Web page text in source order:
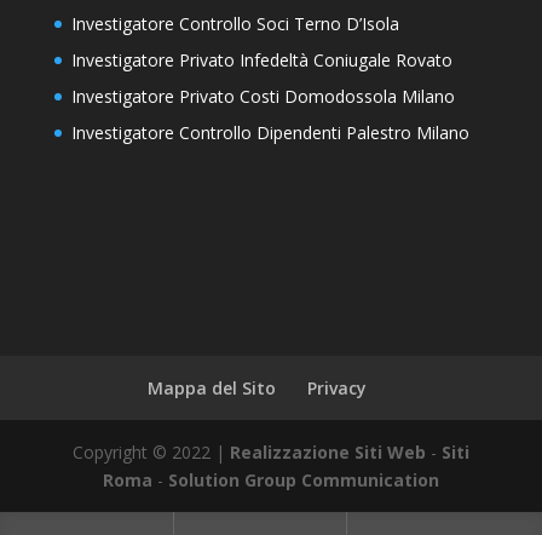
Investigatore Controllo Soci Terno D’Isola
Investigatore Privato Infedeltà Coniugale Rovato
Investigatore Privato Costi Domodossola Milano
Investigatore Controllo Dipendenti Palestro Milano
Mappa del Sito Privacy
Copyright © 2022 | Realizzazione Siti Web - Siti
Roma - Solution Group Communication